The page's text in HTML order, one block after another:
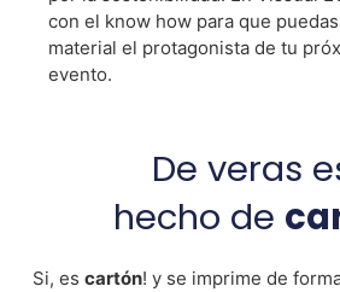
con el know how para que
material el protagonista de tu
evento.
De veras
hecho de
Si, es cartón! y se imprime de